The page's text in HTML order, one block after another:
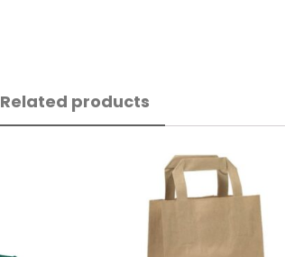
Related products